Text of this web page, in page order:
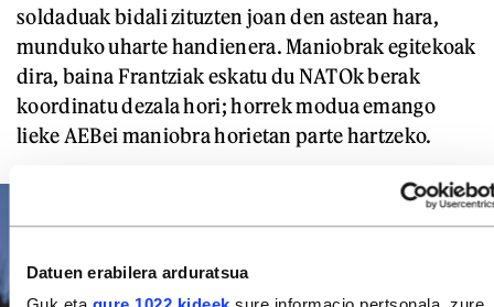
Datuen erabilera arduratsua
soldaduak bidali zituzten joan den astean hara,
munduko uharte handienera. Maniobrak egitekoak
dira, baina Frantziak eskatu du NATOk berak
koordinatu dezala hori; horrek modua emango
lieke AEBei maniobra horietan parte hartzeko.